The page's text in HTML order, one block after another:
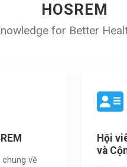
HOSREM
for Better
chung về
Hội
và